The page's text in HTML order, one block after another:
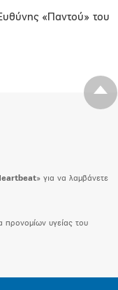
«Παντού» του
» για να λαμβάνετε
προνομίων υγείας του